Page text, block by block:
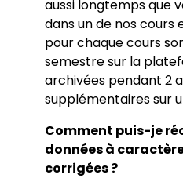
aussi longtemps que
dans un de nos cours
pour chaque cours
semestre sur la
archivées pendant 2
supplémentaires sur
Comment puis-je
données à
corrigées ?